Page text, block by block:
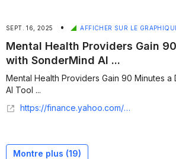
SEPT. 16, 2025 • AFFICHER SUR LE
Mental Health Providers Gain
with SonderMind AI ...
Mental Health Providers Gain 90 Minutes a
AI Tool ...
https://finance.yahoo.com/news/mental-health-providers-gain-90-153000994.html
Montre plus (19)